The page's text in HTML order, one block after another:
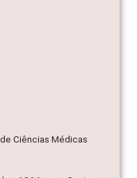
Ciências Médicas